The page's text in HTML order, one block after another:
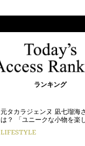
ランキング
元タカラジェンヌ 凪七瑠海
は？ 「ユニークな小物を楽
LIFESTYLE